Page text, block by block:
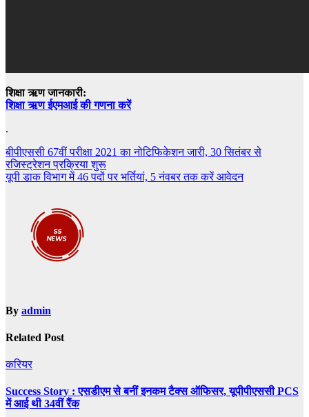
शिक्षा ऋण जानकारी:
शिक्षा ऋण ईएमआई की गणना करें
.
Post
navigation
बीपीएससी 67वीं परीक्षा 2021 का नोटिफिकेशन जारी, 30 सितंबर से
रजिस्ट्रेशन प्रक्रिया शुरू
यूपी डाक विभाग में 46 पदों पर भर्तियां, 5 नंवबर तक करें आवेदन
By admin
Related Post
करियर
Success Story : एसडीएम से बनीं इनकम टैक्स ऑफिसर, यूपीपीएससी PCS
में आई थी 34वीं रैंक